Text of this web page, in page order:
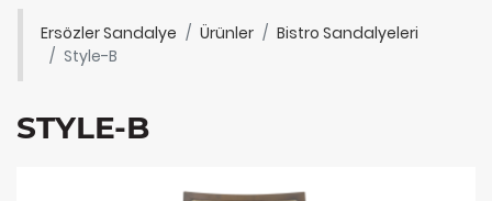
Ersözler Sandalye Ürünler
Bistro Sandalyeleri
Style-B
STYLE-B